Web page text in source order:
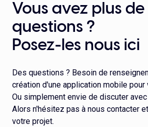
Vous avez plus de
questions ?
Posez-les nous ici
Des questions ? Besoin de
création d'une application mobile
Ou simplement envie de discuter
Alors n'hésitez pas à nous contacter
votre projet.